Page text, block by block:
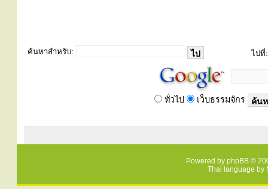
ค้นหาสำหรับ: ไปที่:
ทั่วไป เว็บธรรมจักร
Powered by phpBB ©
Thai language by